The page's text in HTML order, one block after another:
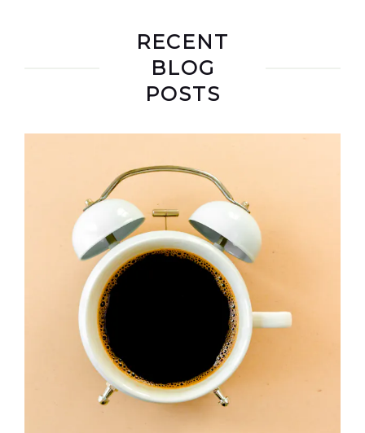
RECENT
BLOG
POSTS